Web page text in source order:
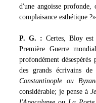
d'une angoisse
complaisance esthétique
P. G. : Certes, Bloy
Première Guerre
profondément
des grands écrivains
Constantinople ou
considérable; je pense à